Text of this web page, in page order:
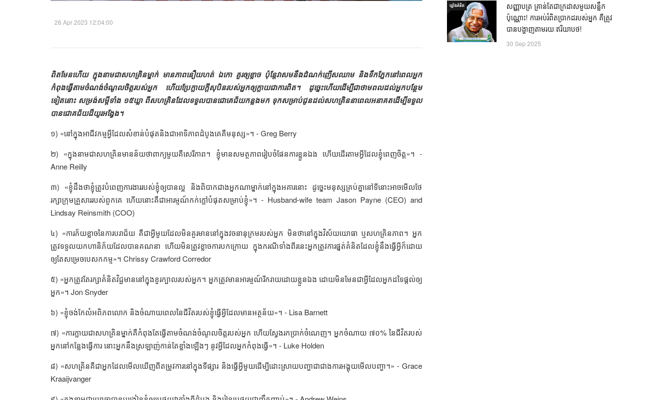
26 Apr 2023 12:04:00
ពិតមែនហើយ ក្នុងនាមជាសហគ្រិនម្នាក់ មានភាពនឿយហត់ ឯកោ គួរឲ្យខ្លាច ប៉ុន្តែវាសមនឹងដំណក់ញើសឈាម និងទឹកភ្នែកនៅពេលអ្នក
កំពុងធ្វើតាមចំណង់ចំណូលចិត្តរបស់អ្នក ហើយប្រែក្លាយក្តីសុបិនរបស់អ្នកឲ្យក្លាយជាការពិត។ ដូច្នេះហើយដើម្បីជាថាមពលដល់អ្នកបន្ថែម
ទៀតនោះ សម្រង់សម្តីទាំង ១៥ឃ្លា ពីសហគ្រិនដែលទទួលបានជោគេជ័យកន្លងមក ទុកសម្រាប់ជូនដល់សហគ្រិននាពេលអនាគតដើម្បីទទួល
បានជោគជ័យដ៏យូរអង្វែង។
១) «នៅក្នុងអាជីវកម្មអ្វីដែលសំខាន់បំផុតនិងជាអាទិភាពដំបូងគេគឺមនុស្ស»។ -Greg Berry
២) «ក្នុងនាមជាសហគ្រិនមានន័យថាពាក្យមួយគឺសេរីភាព។ ខ្ញុំមានសមត្ថភាពរៀបចំផែនការខ្លួនឯង ហើយដើរតាមអ្វីដែលខ្ញុំពេញចិត្ត»។ -
Anne Reilly
៣) «ខ្ញុំដឹងថាខ្ញុំត្រូវបំពេញការងាររបស់ខ្ញុំឲ្យបានល្អ និងពិបាកជាងអ្នកណាម្នាក់នៅក្នុងអគារនោះ ដូច្នេះមនុស្សគ្រប់គ្នានៅទីនោះអាចមើលថែ
រក្សាក្រុមគ្រួសាររបស់ពួកគេ ហើយនោះគឺជាអារម្មណ៍កក់ក្តៅបំផុតសម្រាប់ខ្ញុំ»។ - Husband-wife team Jason Payne (CEO) and
Lindsay Reinsmith (COO)
៤) «ការភ័យខ្លាចនៃការបរាជ័យ គឺជាអ្វីមួយដែលមិនគួរមាននៅក្នុងវចនានុក្រមរបស់អ្នក មិនថានៅក្នុងវិស័យយោធា ឬសហគ្រិនភាព។ អ្នក
ត្រូវទទួលយកហានិភ័យដែលបានគណនា ហើយមិនត្រូវខ្លាចការបកក្រោយ ក្នុងករណីទាំងពីរនេះអ្នកត្រូវការផ្នត់គំនិតដែលខ្ញុំនឹងធ្វើអ្វីក៏ដោយ
ឲ្យតែសម្រេចបេសកកម្ម»។ Chrissy Crawford Corredor
៥) «អ្នកត្រូវតែរក្សាគំនិតវិជ្ជមាននៅក្នុងខួរក្បាលរបស់អ្នក។ អ្នកត្រូវមានអារម្មណ៍រីករាយដោយខ្លួនឯង ដោយមិនមែនជាអ្វីដែលអ្នកដទៃផ្តល់ឲ្យ
អ្នក»។ Jon Snyder
៦) «ខ្ញុំចង់កែលំអពិភពលោក និងចំណាយពេលនៃជីវិតរបស់ខ្ញុំធ្វើអ្វីដែលមានអត្ថន័យ»។ - Lisa Barnett
៧) «ការក្លាយជាសហគ្រិនម្នាក់គឺកំពុងតែធ្វើតាមចំណង់ចំណូលចិត្តរបស់អ្នក ហើយស្វែងរកប្រាក់ចំណេញ។ អ្នកចំណាយ ៧០% នៃជីវិតរបស់
អ្នកនៅកន្លែងធ្វើការ នោះអ្នកនឹងស្រឡាញ់កាន់តែខ្លាំងឡើងៗ នូវអ្វីដែលអ្នកកំពុងធ្វើ»។ - Luke Holden
៨) «សហគ្រិនគឺជាអ្នកដែលមើលឃើញពីតម្រូវការនៅក្នុងទីផ្សារ និងធ្វើអ្វីមួយដើម្បីដោះស្រាយបញ្ហាជាជាងការអង្គុយមើលបញ្ហា។» - Grace
Kraaijvanger
ឃ្លាំង​គំនិត
សញ្ញាបត្រ គ្រាន់តែជាក្រដាសមួយសន្លឹក
ប៉ុណ្ណោះ! ការអប់រំពិតប្រាកដរបស់អ្នក គឺត្រូវ
បានបង្ហាញតាមរយៈឥរិយាបថ!
30 Sep 2025